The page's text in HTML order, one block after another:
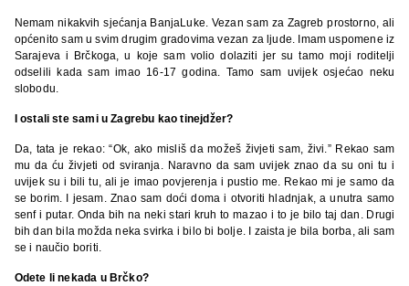
Nemam nikakvih sjećanja BanjaLuke. Vezan sam za Zagreb prostorno, ali
općenito sam u svim drugim gradovima vezan za ljude. Imam uspomene iz
Sarajeva i Brčkoga, u koje sam volio dolaziti jer su tamo moji roditelji
odselili kada sam imao 16-17 godina. Tamo sam uvijek osjećao neku
slobodu.
I ostali ste sami u Zagrebu kao tinejdžer?
Da, tata je rekao: “Ok, ako misliš da možeš živjeti sam, živi.” Rekao sam
mu da ću živjeti od sviranja. Naravno da sam uvijek znao da su oni tu i
uvijek su i bili tu, ali je imao povjerenja i pustio me. Rekao mi je samo da
se borim. I jesam. Znao sam doći doma i otvoriti hladnjak, a unutra samo
senf i putar. Onda bih na neki stari kruh to mazao i to je bilo taj dan. Drugi
bih dan bila možda neka svirka i bilo bi bolje. I zaista je bila borba, ali sam
se i naučio boriti.
Odete li nekada u Brčko?